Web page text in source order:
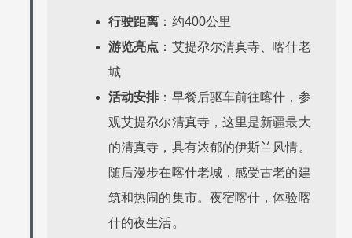
行驶距离 ：约400公里
游览亮点 ：艾提尕尔清真寺、喀什老
城
活动安排：早餐后驱车前往喀什，参
观艾提尕尔清真寺，这里是新疆最大
的清真寺，具有浓郁的伊斯兰风情。
随后漫步在喀什老城，感受古老的建
筑和热闹的集市。夜宿喀什，体验喀
什的夜生活。